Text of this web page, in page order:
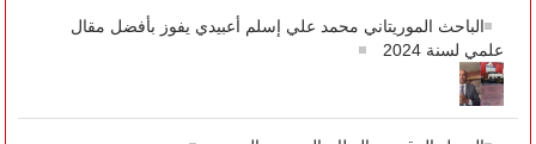
الباحث الموريتاني محمد علي إسلم أعبيدي يفوز بأفضل مقال
علمي لسنة 2024